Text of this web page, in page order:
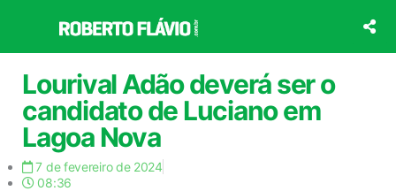
o
conteúdo
Lourival Adão deverá ser o
candidato de Luciano em
Lagoa Nova
7 de fevereiro de 2024
08:36